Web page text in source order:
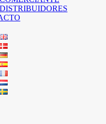
DISTRIBUIDORES